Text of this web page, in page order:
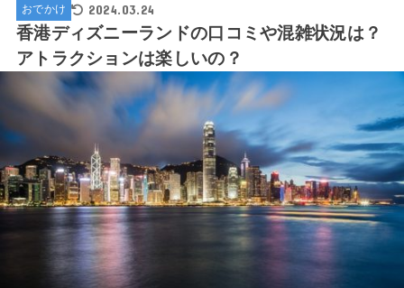
おでかけ 2024.03.24
香港ディズニーランドの口コミや混雑状況は？
アトラクションは楽しいの？